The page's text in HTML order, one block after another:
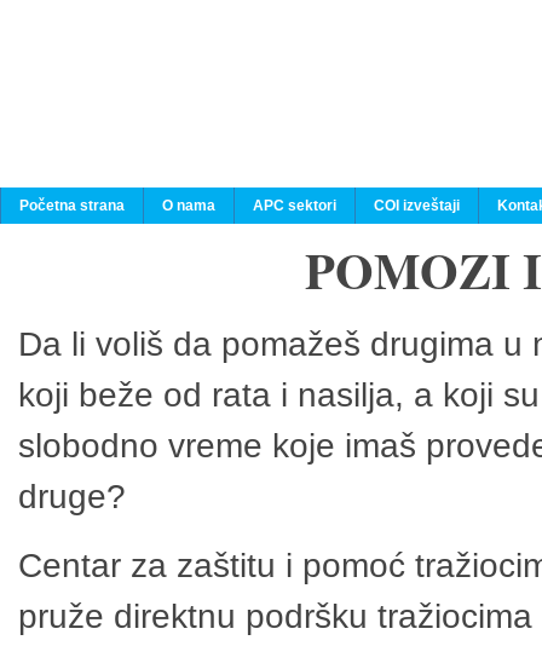
Početna strana O nama APC sektori COI izveštaji
POMOZI
Da li voliš da pomažeš drugima
koji beže od rata i nasilja, a koji
slobodno vreme koje imaš
druge?
Centar za zaštitu i pomoć
pruže direktnu podršku